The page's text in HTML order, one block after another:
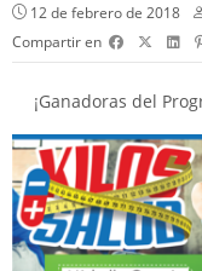
12 de febrero de 2018
Compartir en
¡Ganadoras del